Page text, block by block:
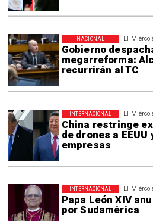
El
Gobierno
megarreforma:
recurrirán al TC
NACIONAL
El
China restringe
de drones a EEUU
empresas
INTERNACIONAL
El
Papa León XIV
por Sudamérica
INTERNACIONAL